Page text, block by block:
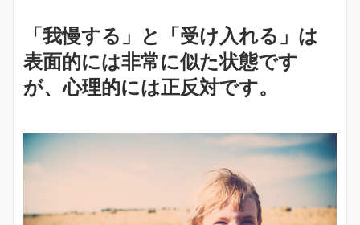
「我慢する」と「受け入れる」は
表面的には非常に似た状態です
が、心理的には正反対です。